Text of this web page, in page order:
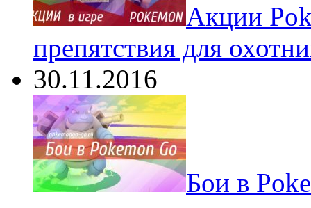
Акции
препятствия для
30.11.2016
Бои в